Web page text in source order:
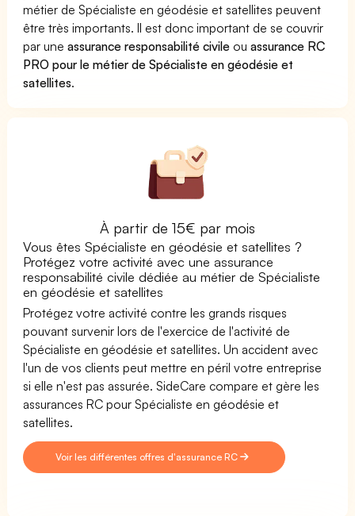
métier de Spécialiste en géodésie et satellites peuvent
être très importants. Il est donc important de se couvrir
par uneassurance responsabilité civile ouassurance RC
PRO pour le métier de Spécialiste en géodésie et
satellites.
À partir de 15€ par mois
Vous êtes Spécialiste en géodésie et satellites ?
Protégez votre activité avec une assurance
responsabilité civile dédiée au métier de Spécialiste
en géodésie et satellites
Protégez votre activité contre les grands risques
pouvant survenir lors de l'exercice de l'activité de
Spécialiste en géodésie et satellites. Un accident avec
l'un de vos clients peut mettre en péril votre entreprise
si elle n'est pas assurée. SideCare compare et gère les
assurances RC pour Spécialiste en géodésie et
satellites.
Voir les différentes offres d'assurance RC